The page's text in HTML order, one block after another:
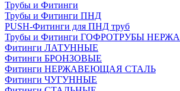
Трубы и Фитинги
Трубы и Фитинги ПНД
PUSH-Фитинги для ПНД труб
Трубы и Фитинги ГОФРОТРУБЫ
Фитинги ЛАТУННЫЕ
Фитинги БРОНЗОВЫЕ
Фитинги НЕРЖАВЕЮЩАЯ СТАЛЬ
Фитинги ЧУГУННЫЕ